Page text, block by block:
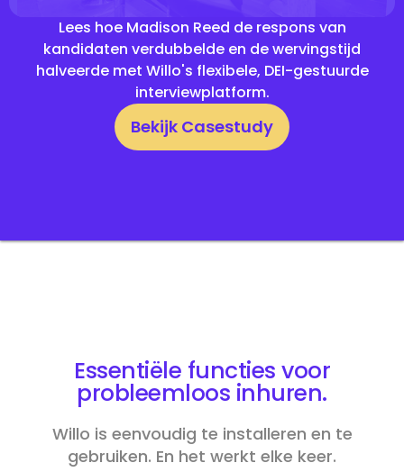
Lees hoe Madison Reed de respons van
kandidaten verdubbelde en de wervingstijd
halveerde met Willo's flexibele, DEI-gestuurde
interviewplatform.
Bekijk Casestudy
Essentiële functies voor
probleemloos inhuren.
Willo is eenvoudig te installeren en te
gebruiken. En het werkt elke keer.